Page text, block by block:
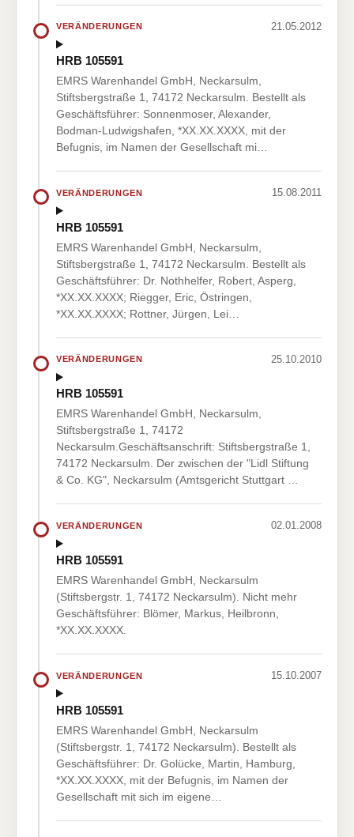
VERÄNDERUNGEN 21.05.2012
HRB 105591
EMRS Warenhandel GmbH, Neckarsulm,
Stiftsbergstraße 1, 74172 Neckarsulm. Bestellt als
Geschäftsführer: Sonnenmoser, Alexander,
Bodman-Ludwigshafen, *XX.XX.XXXX, mit der
Befugnis, im Namen der Gesellschaft mi…
VERÄNDERUNGEN 15.08.2011
HRB 105591
EMRS Warenhandel GmbH, Neckarsulm,
Stiftsbergstraße 1, 74172 Neckarsulm. Bestellt als
Geschäftsführer: Dr. Nothhelfer, Robert, Asperg,
*XX.XX.XXXX; Riegger, Eric, Östringen,
*XX.XX.XXXX; Rottner, Jürgen, Lei…
VERÄNDERUNGEN 25.10.2010
HRB 105591
EMRS Warenhandel GmbH, Neckarsulm,
Stiftsbergstraße 1, 74172
Neckarsulm.Geschäftsanschrift: Stiftsbergstraße 1,
74172 Neckarsulm. Der zwischen der "Lidl Stiftung
& Co. KG", Neckarsulm (Amtsgericht Stuttgart …
VERÄNDERUNGEN 02.01.2008
HRB 105591
EMRS Warenhandel GmbH, Neckarsulm
(Stiftsbergstr. 1, 74172 Neckarsulm). Nicht mehr
Geschäftsführer: Blömer, Markus, Heilbronn,
*XX.XX.XXXX.
VERÄNDERUNGEN 15.10.2007
HRB 105591
EMRS Warenhandel GmbH, Neckarsulm
(Stiftsbergstr. 1, 74172 Neckarsulm). Bestellt als
Geschäftsführer: Dr. Golücke, Martin, Hamburg,
*XX.XX.XXXX, mit der Befugnis, im Namen der
Gesellschaft mit sich im eigene…